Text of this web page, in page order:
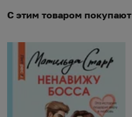
С этим товаром покупают